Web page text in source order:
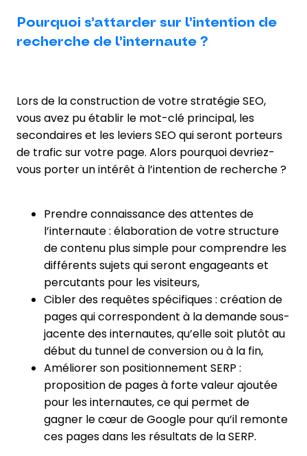
Pourquoi s’attarder sur l’intention de
recherche de l’internaute ?
Lors de la construction de votre stratégie SEO,
vous avez pu établir le mot-clé principal, les
secondaires et les leviers SEO qui seront porteurs
de trafic sur votre page. Alors pourquoi devriez-
vous porter un intérêt à l’intention de recherche ?
Prendre connaissance des attentes de
l’internaute : élaboration de votre structure
de contenu plus simple pour comprendre les
différents sujets qui seront engageants et
percutants pour les visiteurs,
Cibler des requêtes spécifiques : création de
pages qui correspondent à la demande sous-
jacente des internautes, qu’elle soit plutôt au
début du tunnel de conversion ou à la fin,
Améliorer son positionnement SERP :
proposition de pages à forte valeur ajoutée
pour les internautes, ce qui permet de
gagner le cœur de Google pour qu’il remonte
ces pages dans les résultats de la SERP.